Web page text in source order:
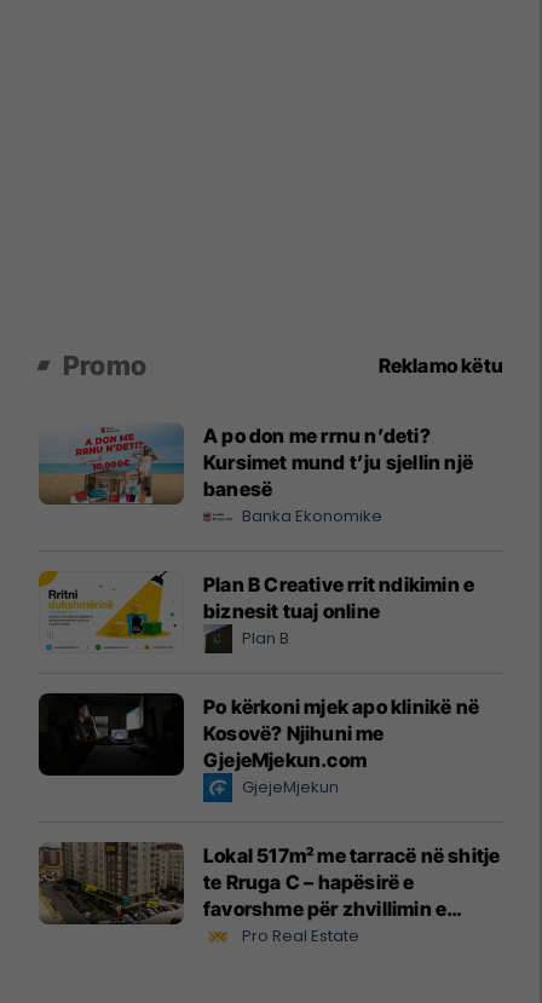
Promo Reklamo këtu
A po don me rrnu n’deti?
Kursimet mund t’ju sjellin një
banesë
Banka Ekonomike
Plan B Creative rrit ndikimin e
biznesit tuaj online
Plan B
Po kërkoni mjek apo klinikë në
Kosovë? Njihuni me
GjejeMjekun.com
GjejeMjekun
Lokal 517m² me tarracë në shitje
te Rruga C – hapësirë e
favorshme për zhvillimin e
biznesit #15796
Pro Real Estate